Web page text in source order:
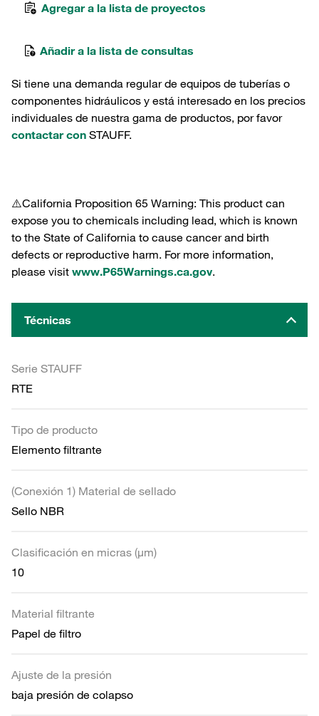
Agregar a la lista de proyectos
Añadir a la lista de consultas
Si tiene una demanda regular de equipos de tuberías o
componentes hidráulicos y está interesado en los precios
individuales de nuestra gama de productos, por favor
contactar con STAUFF.
⚠️California Proposition 65 Warning: This product can
expose you to chemicals including lead, which is known
to the State of California to cause cancer and birth
defects or reproductive harm. For more information,
please visit www.P65Warnings.ca.gov.
Técnicas
Serie STAUFF
RTE
Tipo de producto
Elemento filtrante
(Conexión 1) Material de sellado
Sello NBR
Clasificación en micras (µm)
10
Material filtrante
Papel de filtro
Ajuste de la presión
baja presión de colapso